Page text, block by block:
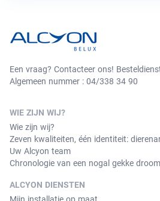
Een vraag? Contacteer ons!
Algemeen nummer : 04/338 34 90
WIE ZIJN WIJ?
Wie zijn wij?
Zeven kwaliteiten, één identiteit:
Uw Alcyon team
Chronologie van een nogal gekke droom
ALCYON DIENSTEN